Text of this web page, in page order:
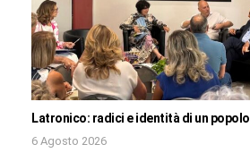
Latronico: radici e identità di un popolo
6 Agosto 2026